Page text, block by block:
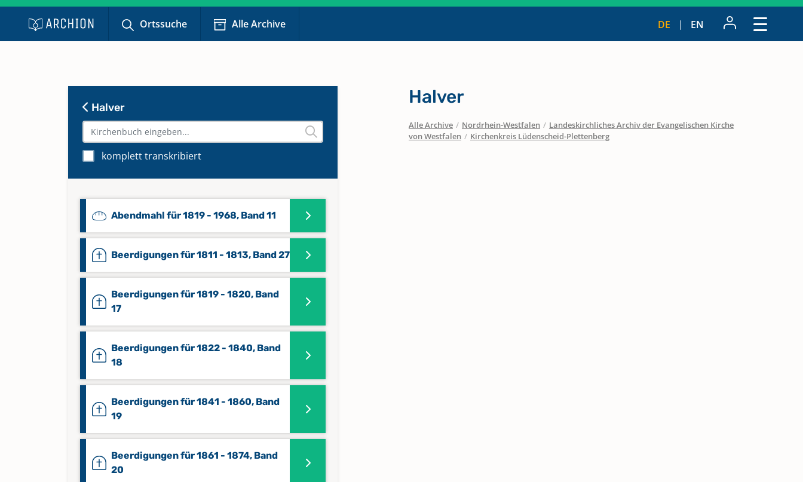
Ortssuche Alle Archive DE EN
Halver
komplett transkribiert
Abendmahl für 1819 - 1968, Band 11
Beerdigungen für 1811 - 1813, Band 27
Beerdigungen für 1819 - 1820, Band
17
Beerdigungen für 1822 - 1840, Band
18
Beerdigungen für 1841 - 1860, Band
19
Beerdigungen für 1861 - 1874, Band
20
Halver
Alle Archive / Nordrhein-Westfalen / Landeskirchliches Archiv der Evangelischen Kirche
von Westfalen / Kirchenkreis Lüdenscheid-Plettenberg